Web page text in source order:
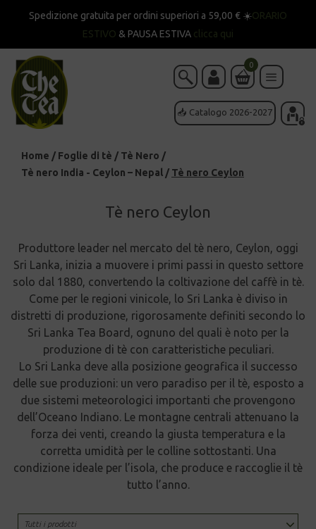
Spedizione gratuita per ordini superiori a 59,00 € ☀️ORARIO
ESTIVO & PAUSA ESTIVA clicca qui
📥 Catalogo 2026-2027
0
Home / Foglie di tè / Tè Nero /
Tè nero India - Ceylon – Nepal / Tè nero Ceylon
Tè nero Ceylon
Produttore leader nel mercato del tè nero, Ceylon, oggi
Sri Lanka, inizia a muovere i primi passi in questo settore
solo dal 1880, convertendo la coltivazione del caffè in tè.
Come per le regioni vinicole, lo Sri Lanka è diviso in
distretti di produzione, rigorosamente definiti secondo lo
Sri Lanka Tea Board, ognuno del quali è noto per la
produzione di tè con caratteristiche peculiari.
Lo Sri Lanka deve alla posizione geografica il successo
delle sue produzioni: un vero paradiso per il tè, esposto a
due sistemi meteorologici importanti che provengono
dell’Oceano Indiano. Le montagne centrali attenuano la
forza dei venti, creando la giusta temperatura e la
corretta umidità per le colline sottostanti. Una
condizione ideale per l’isola, che produce e raccoglie il tè
tutto l’anno.
Tutti i prodotti